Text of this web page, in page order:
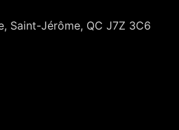
Saint-Jérôme, QC J7Z 3C6